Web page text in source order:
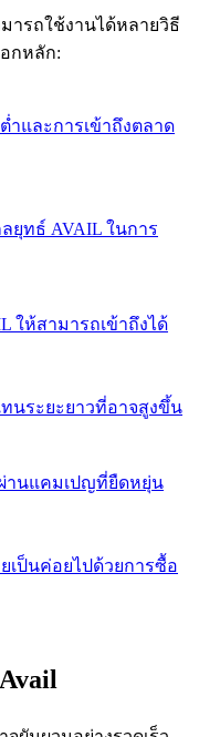
ารถใช้งานได้หลายวิธี
กหลัก:
ำและการเข้าถึงตลาด
ทธ์ AVAIL ในการ
ให้สามารถเข้าถึงได้
นระยะยาวที่อาจสูงขึ้น
านแคมเปญที่ยืดหยุ่น
เป็นค่อยไปด้วยการซื้อ